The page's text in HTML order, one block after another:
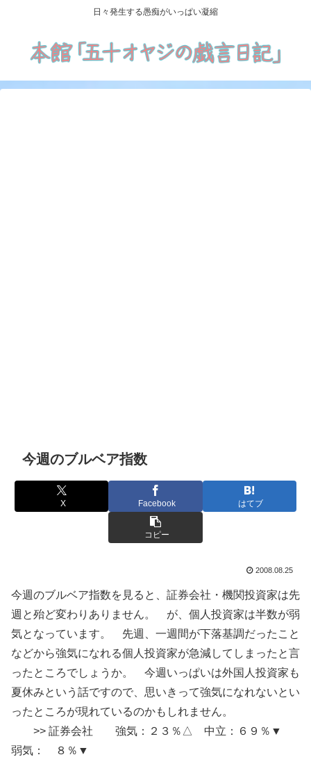
日々発生する愚痴がいっぱい凝縮
今週のブルベア指数
X Facebook はてブ
コピー
2008.08.25
今週のブルベア指数を見ると、証券会社・機関投資家は先
週と殆ど変わりありません。 が、個人投資家は半数が弱
気となっています。 先週、一週間が下落基調だったこと
などから強気になれる個人投資家が急減してしまったと言
ったところでしょうか。 今週いっぱいは外国人投資家も
夏休みという話ですので、思いきって強気になれないとい
ったところが現れているのかもしれません。
>> 証券会社 強気：２３％△ 中立：６９％▼
弱気： ８％▼